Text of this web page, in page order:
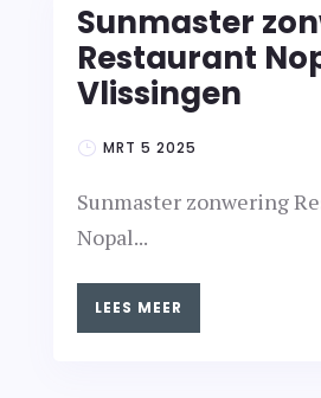
Sunmaster
Restaurant
Vlissingen
MRT 5 2025
Sunmaster zonwering
Nopal...
LEES MEER